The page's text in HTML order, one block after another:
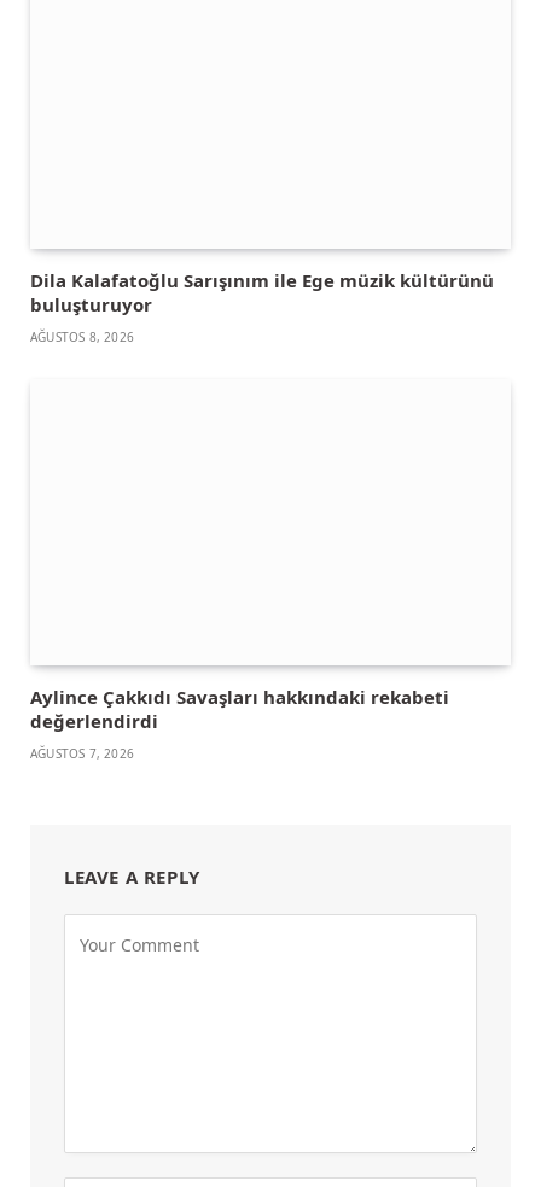
Dila Kalafatoğlu Sarışınım ile Ege müzik kültürünü
buluşturuyor
AĞUSTOS 8, 2026
Aylince Çakkıdı Savaşları hakkındaki rekabeti
değerlendirdi
AĞUSTOS 7, 2026
LEAVE A REPLY